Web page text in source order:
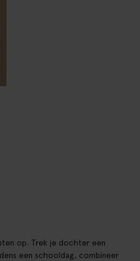
op. Trek je dochter een
een schooldag, combineer